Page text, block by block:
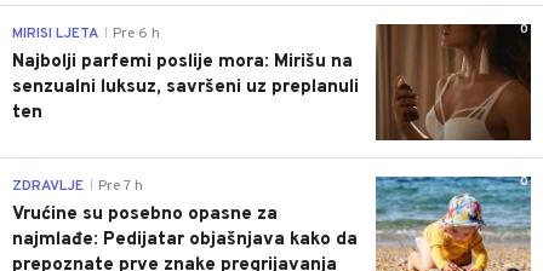
0
MIRISI LJETA Pre 6 h
Najbolji parfemi poslije mora: Mirišu na
senzualni luksuz, savršeni uz preplanuli
ten
0
ZDRAVLJE Pre 7 h
Vrućine su posebno opasne za
najmlađe: Pedijatar objašnjava kako da
prepoznate prve znake pregrijavanja